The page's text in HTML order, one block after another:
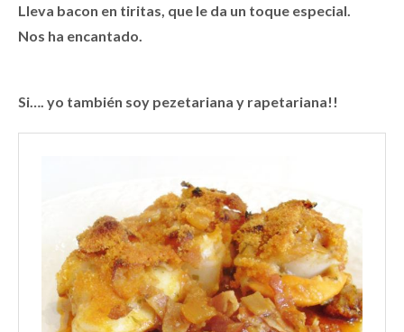
Lleva bacon en tiritas, que le da un toque especial.
Nos ha encantado.
Si…. yo también soy pezetariana y rapetariana!!